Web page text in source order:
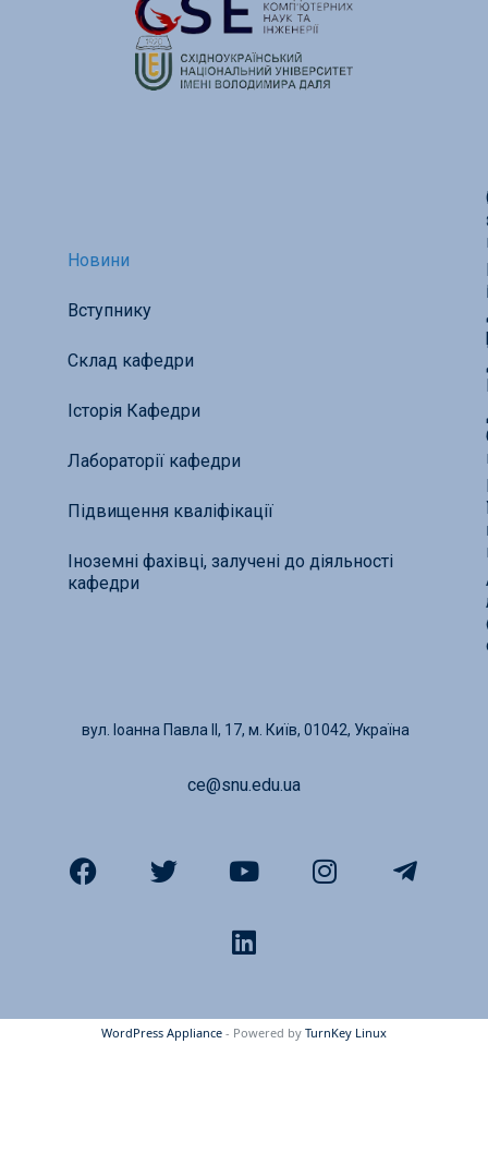
Новини
Вступнику
Склад кафедри
Історія Кафедри
Лабораторії кафедри
Підвищення кваліфікації
Іноземні фахівці, залучені до діяльності
кафедри
вул. Іоанна Павла ІІ, 17, м. Київ, 01042, Україна
ce@snu.edu.ua
WordPress Appliance - Powered by TurnKey Linux